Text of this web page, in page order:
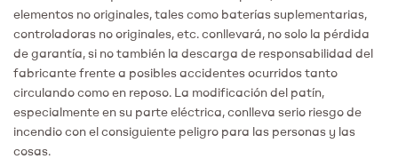
elementos no originales, tales como baterías suplementarias,
controladoras no originales, etc. conllevará, no solo la pérdida
de garantía, si no también la descarga de responsabilidad del
fabricante frente a posibles accidentes ocurridos tanto
circulando como en reposo. La modificación del patín,
especialmente en su parte eléctrica, conlleva serio riesgo de
incendio con el consiguiente peligro para las personas y las
cosas.